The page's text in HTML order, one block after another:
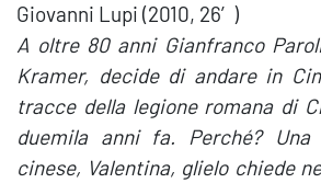
Giovanni Lupi (2010, 26′)
A oltre 80 anni Gianfranco
Kramer, decide di andare in
tracce della legione romana di
duemila anni fa. Perché? Una
cinese, Valentina, glielo chiede